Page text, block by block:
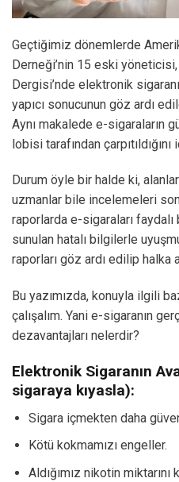
Geçtiğimiz dönemlerde
Derneği’nin 15 eski yöneticisi,
Dergisi’nde elektronik
yapıcı sonucunun göz ardı
Aynı makalede e-sigaraların
lobisi tarafından
Durum öyle bir halde ki,
uzmanlar bile incelemeleri
raporlarda e-sigaraları
sunulan hatalı bilgilerle
raporları göz ardı edilip halka
Bu yazımızda, konuyla ilgili
çalışalım. Yani e-sigaranın
dezavantajları nelerdir?
Elektronik Sigaranın
sigaraya kıyasla):
Sigara içmekten daha
Kötü kokmamızı engeller.
Aldığımız nikotin